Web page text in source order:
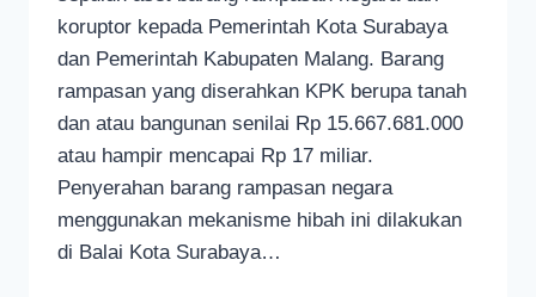
koruptor kepada Pemerintah Kota Surabaya
dan Pemerintah Kabupaten Malang. Barang
rampasan yang diserahkan KPK berupa tanah
dan atau bangunan senilai Rp 15.667.681.000
atau hampir mencapai Rp 17 miliar.
Penyerahan barang rampasan negara
menggunakan mekanisme hibah ini dilakukan
di Balai Kota Surabaya…